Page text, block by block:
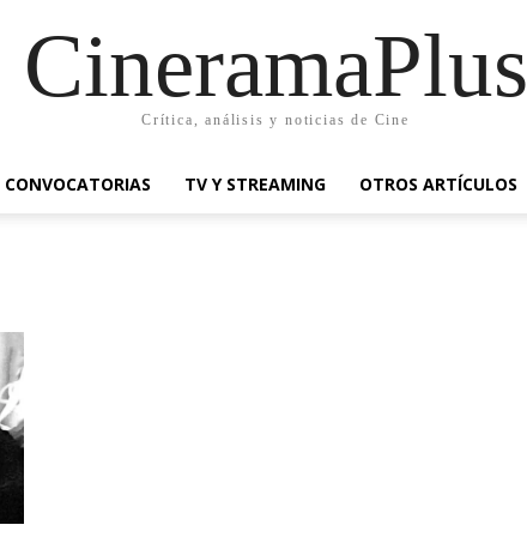
CineramaPlus
Crítica, análisis y noticias de Cine
CONVOCATORIAS TV Y STREAMING OTROS ARTÍCULOS